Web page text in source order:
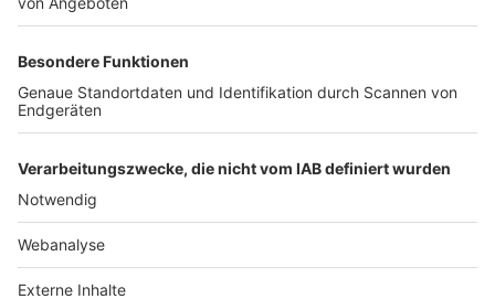
TOP-PARTNER
Nutzungsbedingungen Datenschutz Impressum